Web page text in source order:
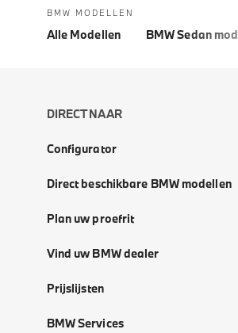
BMW MODELLEN
Alle Modellen BMW Sedan
DIRECT NAAR
Configurator
Direct beschikbare BMW modellen
Plan uw proefrit
Vind uw BMW dealer
Prijslijsten
BMW Services